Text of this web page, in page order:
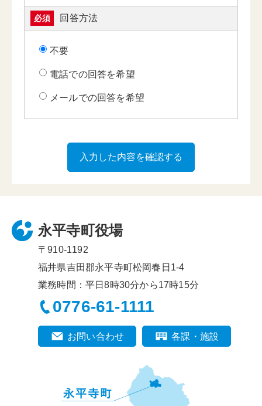
必須 回答方法
不要
電話での回答を希望
メールでの回答を希望
永平寺町役場
〒910-1192
福井県吉田郡永平寺町松岡春日1-4
業務時間：平日8時30分から17時15分
0776-61-1111
お問い合わせ 各課・施設